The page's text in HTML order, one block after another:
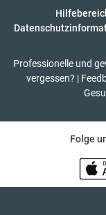
Professionelle und
vergessen? |
Folge